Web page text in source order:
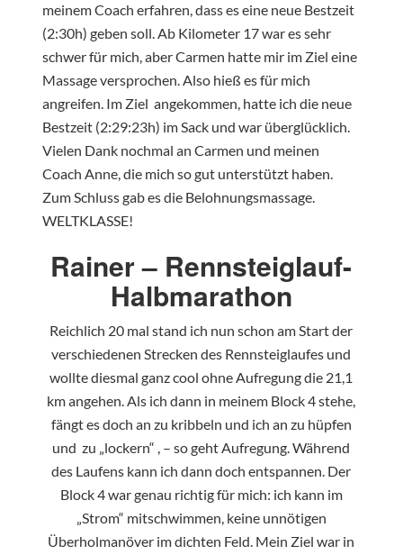
meinem Coach erfahren, dass es eine neue Bestzeit
(2:30h) geben soll. Ab Kilometer 17 war es sehr
schwer für mich, aber Carmen hatte mir im Ziel eine
Massage versprochen. Also hieß es für mich
angreifen. Im Ziel angekommen, hatte ich die neue
Bestzeit (2:29:23h) im Sack und war überglücklich.
Vielen Dank nochmal an Carmen und meinen
Coach Anne, die mich so gut unterstützt haben.
Zum Schluss gab es die Belohnungsmassage.
WELTKLASSE!
Rainer – Rennsteiglauf-
Halbmarathon
Reichlich 20 mal stand ich nun schon am Start der
verschiedenen Strecken des Rennsteiglaufes und
wollte diesmal ganz cool ohne Aufregung die 21,1
km angehen. Als ich dann in meinem Block 4 stehe,
fängt es doch an zu kribbeln und ich an zu hüpfen
und zu „lockern“ , – so geht Aufregung. Während
des Laufens kann ich dann doch entspannen. Der
Block 4 war genau richtig für mich: ich kann im
„Strom“ mitschwimmen, keine unnötigen
Überholmanöver im dichten Feld. Mein Ziel war in